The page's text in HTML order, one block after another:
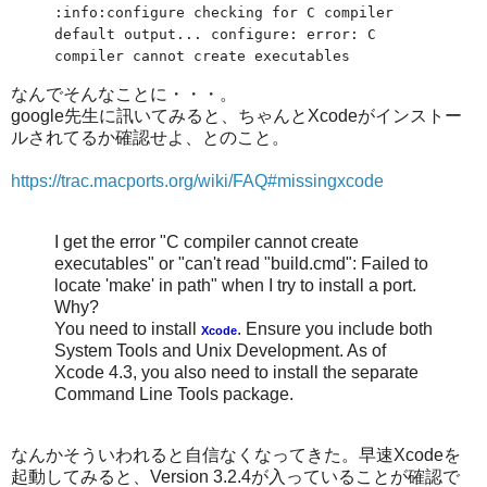
:info:configure checking for C compiler
default output... configure: error: C
compiler cannot create executables
なんでそんなことに・・・。
google先生に訊いてみると、ちゃんとXcodeがインストー
ルされてるか確認せよ、とのこと。
https://trac.macports.org/wiki/FAQ#missingxcode
I get the error "C compiler cannot create
executables" or "can't read "build.cmd": Failed to
locate 'make' in path" when I try to install a port.
Why?
You need to install
Xcode. Ensure you include both
System Tools and Unix Development. As of
Xcode 4.3, you also need to install the separate
Command Line Tools package.
なんかそういわれると自信なくなってきた。早速Xcodeを
起動してみると、Version 3.2.4が入っていることが確認で